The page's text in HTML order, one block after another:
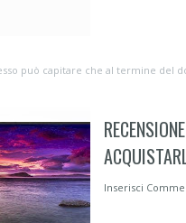
può capitare che al termine del
Inserisci